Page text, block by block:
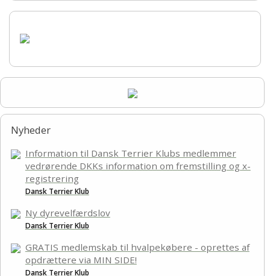
Galleri
Kontakt
Nyheder
Information til Dansk Terrier Klubs medlemmer
vedrørende DKKs information om fremstilling og x-
registrering
Dansk Terrier Klub
Ny dyrevelfærdslov
Dansk Terrier Klub
GRATIS medlemskab til hvalpekøbere - oprettes af
opdrættere via MIN SIDE!
Dansk Terrier Klub